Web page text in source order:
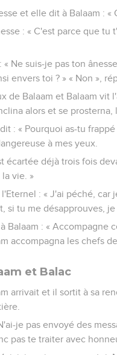
et elle dit à Balaam :
: « C'est parce que
« Ne suis-je pas ton
envers toi ? » « Non »,
de Balaam et Balaam
alors et se prosterna,
: « Pourquoi as-tu
à mes yeux.
écartée déjà trois fois
vie. »
: « J'ai péché,
si tu me désapprouves,
Balaam : « Accompagne
accompagna les chefs de
et Balac
arrivait et il sortit à sa
je pas envoyé des
pas te traiter avec